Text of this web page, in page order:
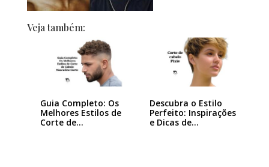
Veja também:
Guia Completo: Os
Melhores Estilos de
Corte de…
Descubra o Estilo
Perfeito: Inspirações
e Dicas de…